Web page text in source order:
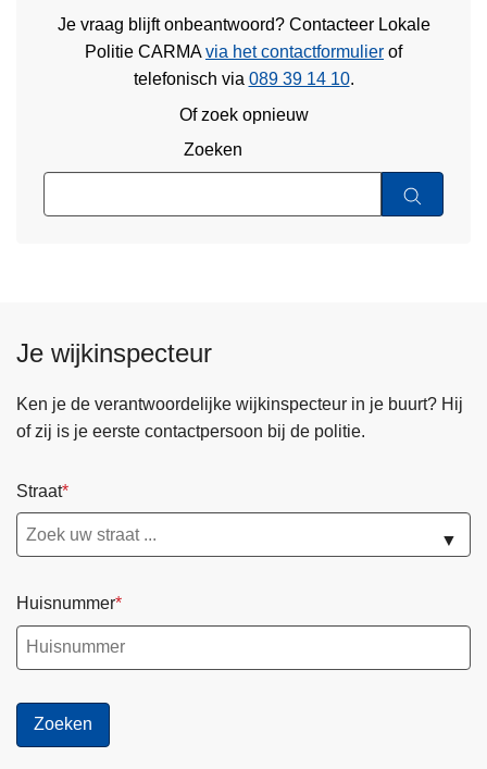
Je vraag blijft onbeantwoord? Contacteer Lokale
Politie CARMAvia het contactformulier of
telefonisch via 089 39 14 10.
Of zoek opnieuw
Zoeken
Je wijkinspecteur
Ken je de verantwoordelijke wijkinspecteur in je buurt? Hij
of zij is je eerste contactpersoon bij de politie.
Straat
▼
Huisnummer